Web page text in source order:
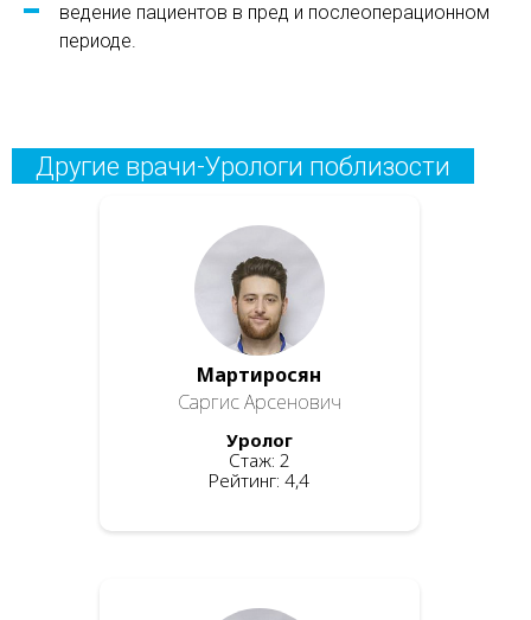
ведение пациентов в пред и послеоперационном
периоде.
Другие врачи-Урологи поблизости
Мартиросян
Саргис Арсенович
Уролог
Стаж: 2
Рейтинг: 4,4